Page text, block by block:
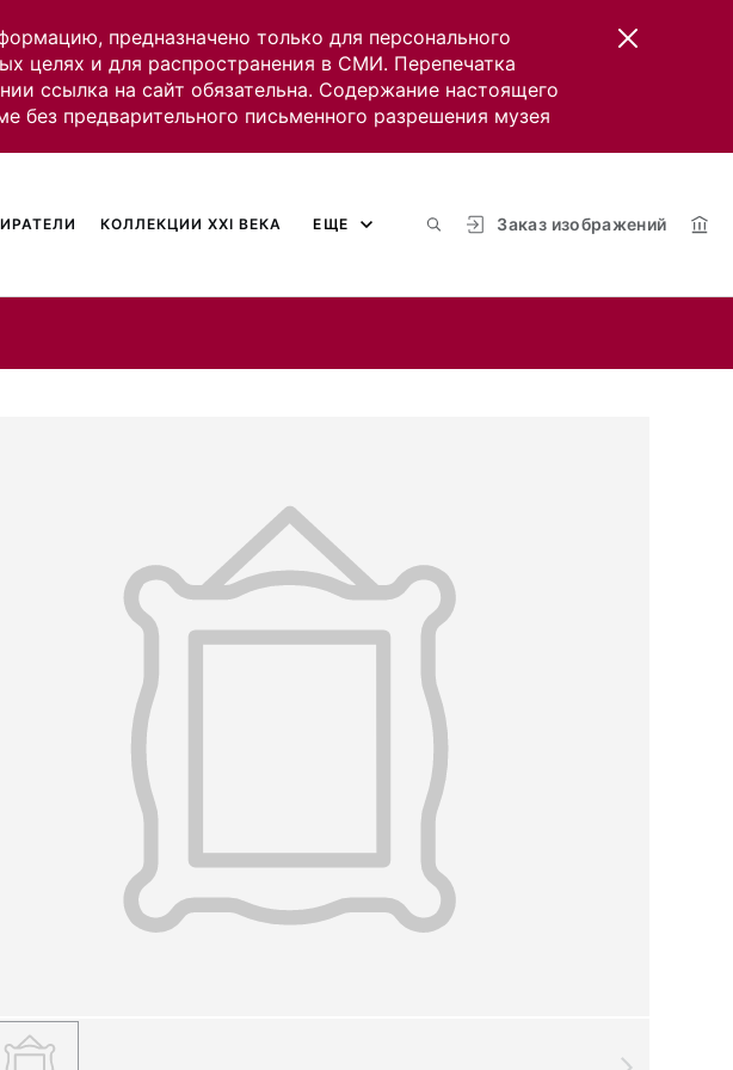
предназначено только для персонального
целях и для распространения в СМИ. Перепечатка
ссылка на сайт обязательна. Содержание настоящего
предварительного письменного разрешения музея
Заказ изображений
КОЛЛЕКЦИИ XXI ВЕКА ЕЩЕ